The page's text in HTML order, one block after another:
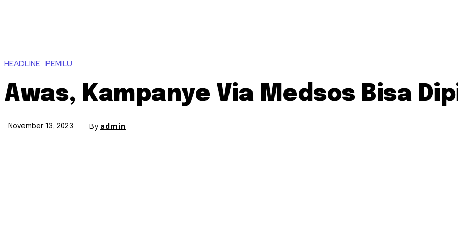
HEADLINE PEMILU
Awas, Kampanye Via Medsos Bisa
November 13, 2023 By admin